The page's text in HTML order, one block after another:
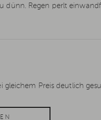
dünn. Regen perlt
Preis deutlich